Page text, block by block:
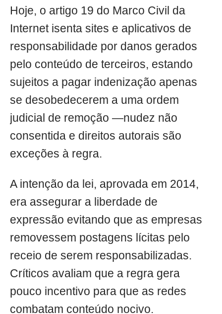
Hoje, o artigo 19 do Marco Civil da
Internet isenta sites e aplicativos de
responsabilidade por danos gerados
pelo conteúdo de terceiros, estando
sujeitos a pagar indenização apenas
se desobedecerem a uma ordem
judicial de remoção —nudez não
consentida e direitos autorais são
exceções à regra.
A intenção da lei, aprovada em 2014,
era assegurar a liberdade de
expressão evitando que as empresas
removessem postagens lícitas pelo
receio de serem responsabilizadas.
Críticos avaliam que a regra gera
pouco incentivo para que as redes
combatam conteúdo nocivo.